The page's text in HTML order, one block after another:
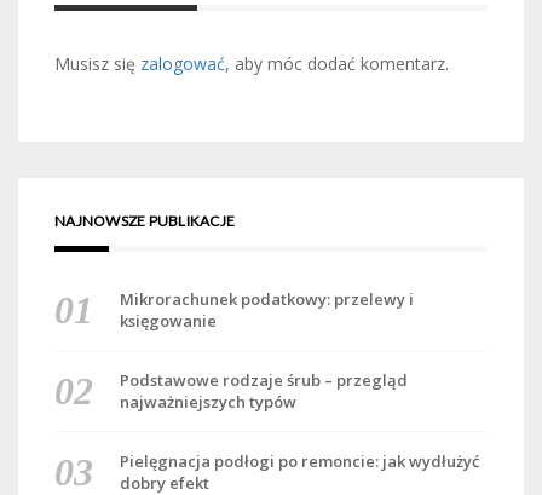
Musisz się zalogować, aby móc dodać komentarz.
NAJNOWSZE PUBLIKACJE
Mikrorachunek podatkowy: przelewy i
księgowanie
Podstawowe rodzaje śrub – przegląd
najważniejszych typów
Pielęgnacja podłogi po remoncie: jak wydłużyć
dobry efekt